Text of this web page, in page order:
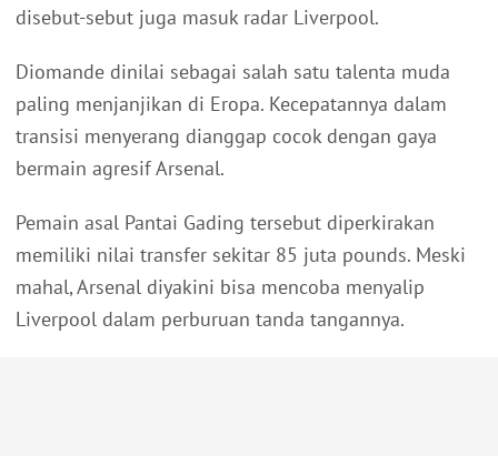
disebut-sebut juga masuk radar Liverpool.
Diomande dinilai sebagai salah satu talenta muda
paling menjanjikan di Eropa. Kecepatannya dalam
transisi menyerang dianggap cocok dengan gaya
bermain agresif Arsenal.
Pemain asal Pantai Gading tersebut diperkirakan
memiliki nilai transfer sekitar 85 juta pounds. Meski
mahal, Arsenal diyakini bisa mencoba menyalip
Liverpool dalam perburuan tanda tangannya.